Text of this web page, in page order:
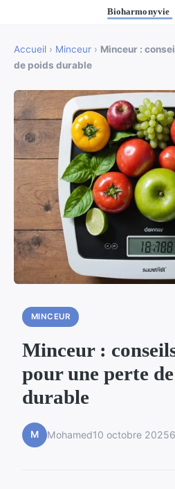
Accueil › Minceur › Minceur :
de poids durable
MINCEUR
Minceur :
pour une perte
durable
M Mohamed10 octobre 2025